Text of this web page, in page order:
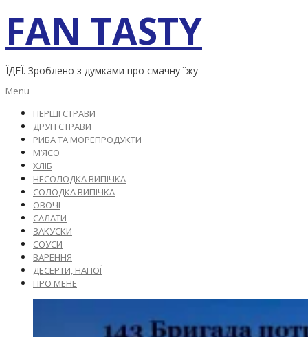
content
FAN TASTY
ЇДЕЇ. Зроблено з думками про смачну їжу
Primary
Menu
Menu
ПЕРШІ СТРАВИ
ДРУГІ СТРАВИ
РИБА ТА МОРЕПРОДУКТИ
М’ЯСО
ХЛІБ
НЕСОЛОДКА ВИПІЧКА
СОЛОДКА ВИПІЧКА
ОВОЧІ
САЛАТИ
ЗАКУСКИ
СОУСИ
ВАРЕННЯ
ДЕСЕРТИ, НАПОЇ
ПРО МЕНЕ